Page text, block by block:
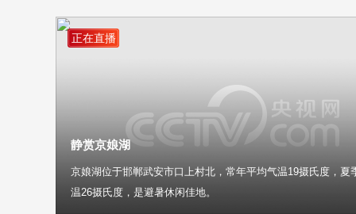
正在直播
静赏京娘湖
京娘湖位于邯郸武安市口上村北，常年平均气温19摄氏度，夏
温26摄氏度，是避暑休闲佳地。